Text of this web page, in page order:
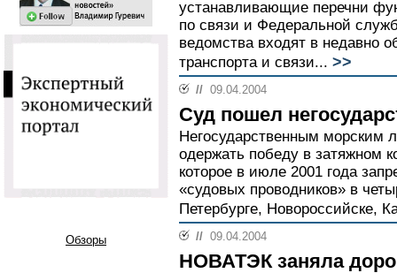
Обзоры
устанавливающие перечни
по связи и Федеральной
ведомства входят в недавно
транспорта и связи... >>
// 09.04.2004
Суд пошел
Негосударственным морским
одержать победу в затяжном
которое в июле 2001 года
«судовых проводников» в
Петербурге, Новороссийске,
// 09.04.2004
НОВАТЭК заняла